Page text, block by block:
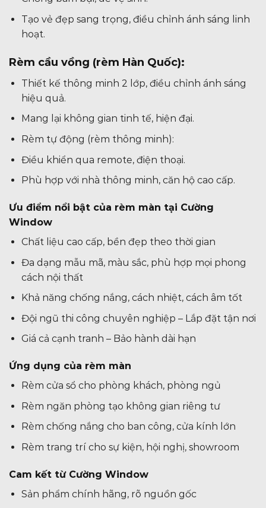
Tạo vẻ đẹp sang trọng, điều chỉnh ánh sáng linh
hoạt.
Rèm cầu vồng (rèm Hàn Quốc):
Thiết kế thông minh 2 lớp, điều chỉnh ánh sáng
hiệu quả.
Mang lại không gian tinh tế, hiện đại.
Rèm tự động (rèm thông minh):
Điều khiển qua remote, điện thoại.
Phù hợp với nhà thông minh, căn hộ cao cấp.
Ưu điểm nổi bật của rèm màn tại Cường
Window
Chất liệu cao cấp, bền đẹp theo thời gian
Đa dạng mẫu mã, màu sắc, phù hợp mọi phong
cách nội thất
Khả năng chống nắng, cách nhiệt, cách âm tốt
Đội ngũ thi công chuyên nghiệp – Lắp đặt tận nơi
Giá cả cạnh tranh – Bảo hành dài hạn
Ứng dụng của rèm màn
Rèm cửa sổ cho phòng khách, phòng ngủ
Rèm ngăn phòng tạo không gian riêng tư
Rèm chống nắng cho ban công, cửa kính lớn
Rèm trang trí cho sự kiện, hội nghị, showroom
Cam kết từ Cường Window
Sản phẩm chính hãng, rõ nguồn gốc